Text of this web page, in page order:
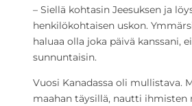
– Siellä kohtasin Jeesuksen ja
henkilökohtaisen uskon.
haluaa olla joka päivä kanssani,
sunnuntaisin.
Vuosi Kanadassa oli mullistava.
maahan täysillä, nautti ihmisten